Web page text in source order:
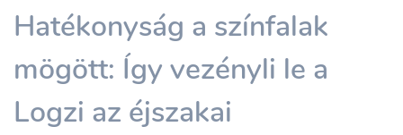
Hatékonyság a színfalak
mögött: Így vezényli le a
Logzi az éjszakai